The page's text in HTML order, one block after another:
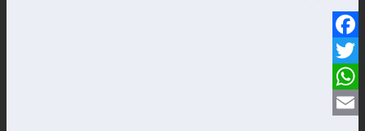
Facebook
Twitter
WhatsApp